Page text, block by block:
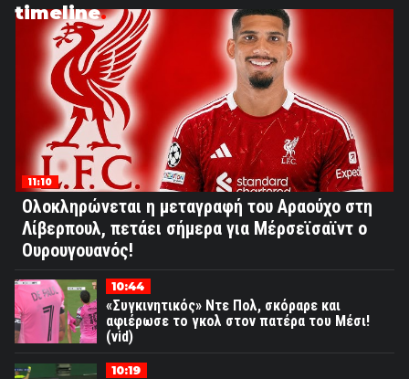
timeline
11:10
Ολοκληρώνεται η μεταγραφή του Αραούχο στη
Λίβερπουλ, πετάει σήμερα για Μέρσεϊσαϊντ ο
Ουρουγουανός!
10:44
«Συγκινητικός» Ντε Πολ, σκόραρε και
αφιέρωσε το γκολ στον πατέρα του Μέσι!
(vid)
10:19